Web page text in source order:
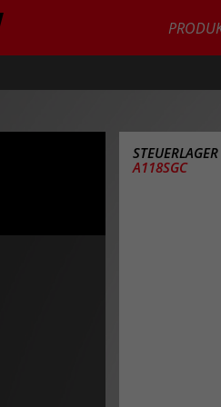
STEUERLAGER
A118SGC